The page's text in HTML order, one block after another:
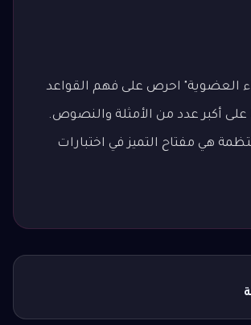
العضوية" احرص على فهم القواعد
على أكبر عدد من الأمثلة والنصوص.
هي مفتاح التميز في اختبارات